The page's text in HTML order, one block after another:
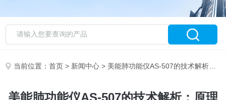
当前位置：首页 > 新闻中心 > 美能肺功能仪AS-507的技术解析：原理与应用
美能肺功能仪AS-507的技术解析：原理